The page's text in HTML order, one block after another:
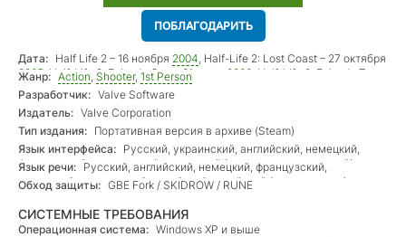
ПОБЛАГОДАРИТЬ
Дата: Half Life 2 – 16 ноября 2004, Half-Life 2: Lost Coast – 27 октября
2005, Half-Life 2: Episode One – 01 июня 2006 , Half-Life 2: Episode Two
– 10 октября2007
Жанр: Action, Shooter, 1st Person
Разработчик: Valve Software
Издатель: Valve Corporation
Тип издания: Портативная версия в архиве (Steam)
Язык интерфейса: Русский, украинский, английский, немецкий,
французский, итальянский, испанский (+ латиноамериканский),
португальский (+ бразильский), болгарский, чешский, датский,
нидерландский, финский, греческий, венгерский, норвежский,
шведский, польский, тайский, турецкий, японский, корейский,
китайский (два варианта)
Язык речи: Русский, английский, немецкий, французский,
испанский, итальянский, корейский, китайский (два варианта)
Обход защиты: GBE Fork / SKIDROW / RUNE
СИСТЕМНЫЕ ТРЕБОВАНИЯ
Операционная система: Windows XP и выше